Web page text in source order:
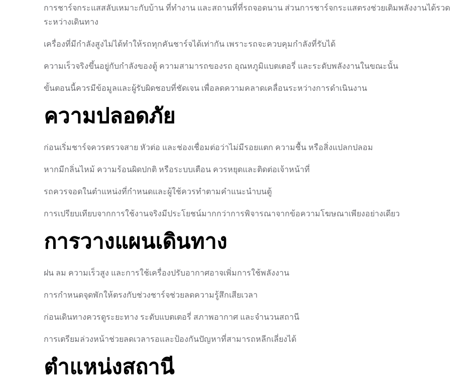
การชาร์จกระแสสลับเหมาะกับบ้าน ที่ทำงาน และสถานที่ที่รถจอดนาน ส่วนการชาร์จกระแสตรงช่วยเติมพลังงานได้รวด
ระหว่างเดินทาง
เครื่องที่มีกำลังสูงไม่ได้ทำให้รถทุกคันชาร์จได้เท่ากัน เพราะรถจะควบคุมกำลังที่รับได้
ความเร็วจริงขึ้นอยู่กับกำลังของตู้ ความสามารถของรถ อุณหภูมิแบตเตอรี่ และระดับพลังงานในขณะนั้น
ขั้นตอนนี้ควรมีข้อมูลและผู้รับผิดชอบที่ชัดเจน เพื่อลดความคลาดเคลื่อนระหว่างการดำเนินงาน
ความปลอดภัย
ก่อนเริ่มชาร์จควรตรวจสาย หัวต่อ และช่องเชื่อมต่อว่าไม่มีรอยแตก ความชื้น หรือสิ่งแปลกปลอม
หากมีกลิ่นไหม้ ความร้อนผิดปกติ หรือระบบเตือน ควรหยุดและติดต่อเจ้าหน้าที่
รถควรจอดในตำแหน่งที่กำหนดและผู้ใช้ควรทำตามคำแนะนำบนตู้
การเปรียบเทียบจากการใช้งานจริงมีประโยชน์มากกว่าการพิจารณาจากข้อความโฆษณาเพียงอย่างเดียว
การวางแผนเดินทาง
ฝน ลม ความเร็วสูง และการใช้เครื่องปรับอากาศอาจเพิ่มการใช้พลังงาน
การกำหนดจุดพักให้ตรงกับช่วงชาร์จช่วยลดความรู้สึกเสียเวลา
ก่อนเดินทางควรดูระยะทาง ระดับแบตเตอรี่ สภาพอากาศ และจำนวนสถานี
การเตรียมล่วงหน้าช่วยลดเวลารอและป้องกันปัญหาที่สามารถหลีกเลี่ยงได้
ตำแหน่งสถานี